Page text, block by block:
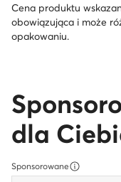
Cena produktu
obowiązująca i może
opakowaniu.
dla
Sponsorowane